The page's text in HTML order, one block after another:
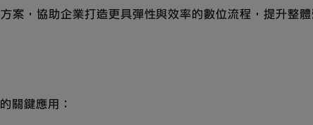
，協助企業打造更具彈性與效率的數位流程，提升整體
關鍵應用：